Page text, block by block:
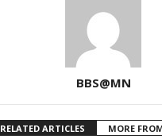
BBS@MN
RELATED ARTICLES MORE